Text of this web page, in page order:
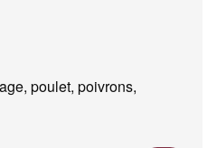
poulet, poivrons,